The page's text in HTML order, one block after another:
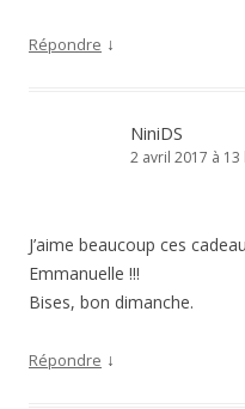
Répondre ↓
NiniDS
2 avril 2017 à 13
J’aime beaucoup ces
Emmanuelle !!!
Bises, bon dimanche.
Répondre ↓